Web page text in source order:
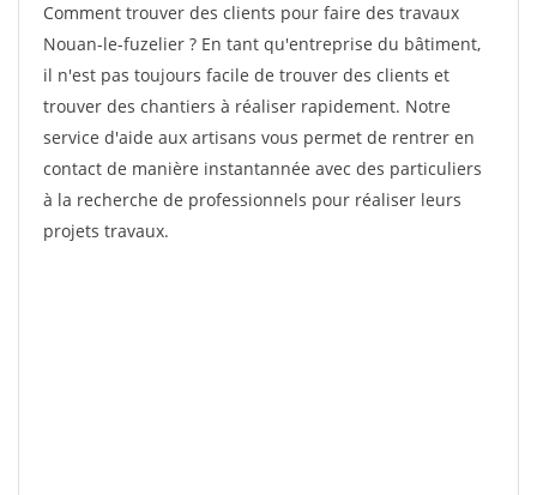
Comment trouver des clients pour faire des travaux
Nouan-le-fuzelier ? En tant qu'entreprise du bâtiment,
il n'est pas toujours facile de trouver des clients et
trouver des chantiers à réaliser rapidement. Notre
service d'aide aux artisans vous permet de rentrer en
contact de manière instantannée avec des particuliers
à la recherche de professionnels pour réaliser leurs
projets travaux.